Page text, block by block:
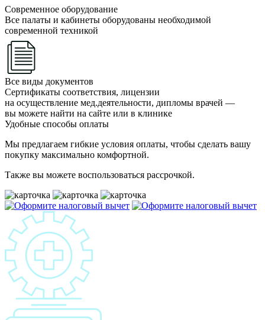
Современное оборудование
Все палаты и кабинеты оборудованы необходимой
современной техникой
Все виды документов
Сертификаты соответствия, лицензии
на осуществление мед.деятельности, дипломы врачей —
вы можете найти на сайте или в клинике
Удобные способы оплаты
Мы предлагаем гибкие условия оплаты, чтобы сделать вашу
покупку максимально комфортной.
Также вы можете воспользоваться рассрочкой.